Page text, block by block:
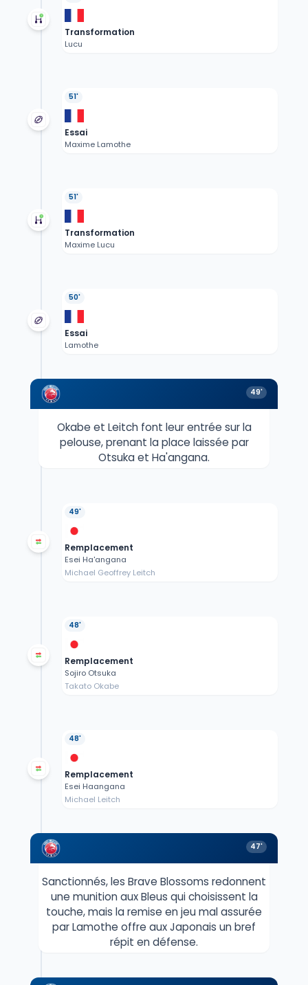
Transformation
Lucu
51'
Essai
Maxime Lamothe
51'
Transformation
Maxime Lucu
50'
Essai
Lamothe
49'
Okabe et Leitch font leur entrée sur la
pelouse, prenant la place laissée par
Otsuka et Ha'angana.
49'
Remplacement
Esei Ha'angana
Michael Geoffrey Leitch
48'
Remplacement
Sojiro Otsuka
Takato Okabe
48'
Remplacement
Esei Haangana
Michael Leitch
47'
Sanctionnés, les Brave Blossoms redonnent
une munition aux Bleus qui choisissent la
touche, mais la remise en jeu mal assurée
par Lamothe offre aux Japonais un bref
répit en défense.